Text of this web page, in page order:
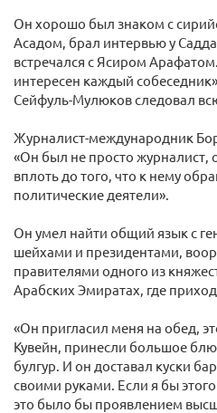
Он хорошо был знаком с
Асадом, брал интервью у
встречался с Ясиром
интересен каждый
Сейфуль-Мулюков следовал
Журналист-международник
«Он был не просто журналист,
вплоть до того, что к нему
политические деятели».
Он умел найти общий язык с
шейхами и президентами,
правителями одного из
Арабских Эмиратах, где
«Он пригласил меня на обед,
Кувейн, принесли большое
булгур. И он доставал куски
своими руками. Если я бы
это было бы проявлением